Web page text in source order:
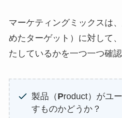
マーケティングミックスは
めたターゲット）に対して
たしているかを一つ一つ確認
製品（ Product）がユ
すものかどうか？